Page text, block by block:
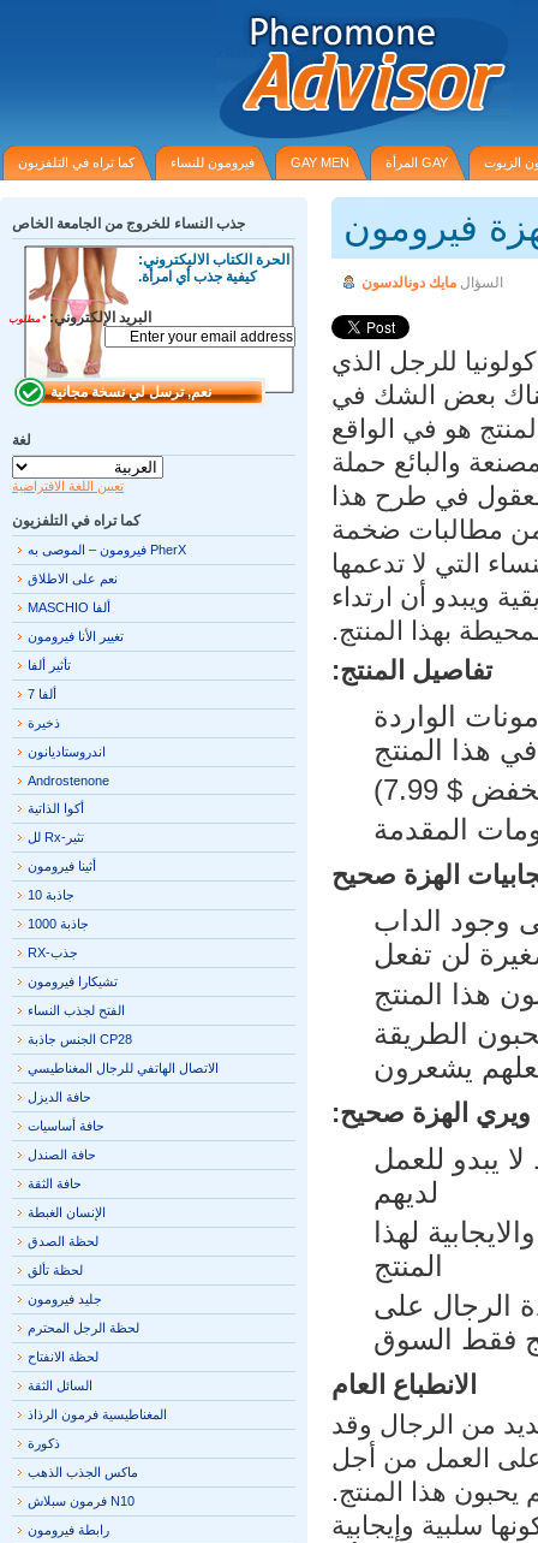
كما تراه في التلفزيون فيرومون للنساء GAY MEN GAY المرأة
فيرومون
السؤالمايك دونالدسون
للرجل الذي
بعض الشك في
هو في الواقع
والبائع حملة
في طرح هذا
مطالبات ضخمة
التي لا تدعمها
ويبدو أن ارتداء
بهذا المنتج.
تفاصيل المنتج:
الواردة
هذا المنتج
المقدمة
الهزة صحيح
وجود الداب
لن تفعل
هذا المنتج
الطريقة
يشعرون
الهزة صحيح:
يبدو للعمل
لديهم
لهذا
المنتج
الرجال على
فقط السوق
الانطباع العام
من الرجال وقد
على العمل من أجل
هذا المنتج.
سلبية وإيجابية
جذب النساء للخروج من الجامعة الخاص
الحرة الكتاب الاليكتروني:
كيفية جذب أي امرأة.
البريد الإلكتروني: * مطلوب
لغة
تعيين اللغة الافتراضية
كما تراه في التلفزيون
PherX فيرومون – الموصى به
نعم على الاطلاق
ألفا MASCHIO
تغيير الأنا فيرومون
تأثير ألفا
ألفا 7
ذخيرة
اندروستاديانون
Androstenone
أكوا الذاتية
تثير-Rx لل
أثينا فيرومون
جاذبة 10
جاذبة 1000
جذب-RX
تشيكارا فيرومون
الفتح لجذب النساء
CP28 الجنس جاذبة
الاتصال الهاتفي للرجال المغناطيسي
حافة الديزل
حافة أساسيات
حافة الصندل
حافة الثقة
الإنسان الغبطة
لحظة الصدق
لحظة تألق
جليد فيرومون
لحظة الرجل المحترم
لحظة الانفتاح
السائل الثقة
المغناطيسية فرمون الرذاذ
ذكورة
ماكس الجذب الذهب
N10 فرمون سبلاش
رابطة فيرومون